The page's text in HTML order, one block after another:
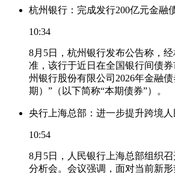
杭州银行：完成发行200亿元金融
10:34
8月5日，杭州银行发布公告称，
准，该行于近日在全国银行间债
州银行股份有限公司2026年金融
期）”（以下简称“本期债券”）。
央行上海总部：进一步提升跨境
10:54
8月5日，人民银行上海总部组织
分析会。会议强调，面对当前新